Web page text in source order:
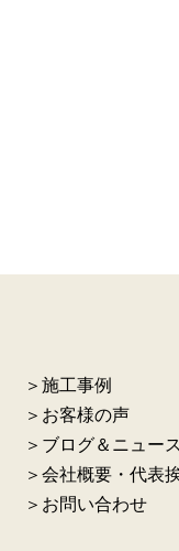
＞施工事例
＞お客様の声
＞ブログ＆ニュー
＞会社概要・代表
＞お問い合わせ